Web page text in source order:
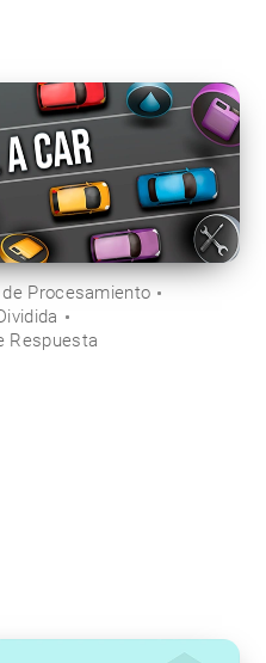
Procesamiento
Respuesta